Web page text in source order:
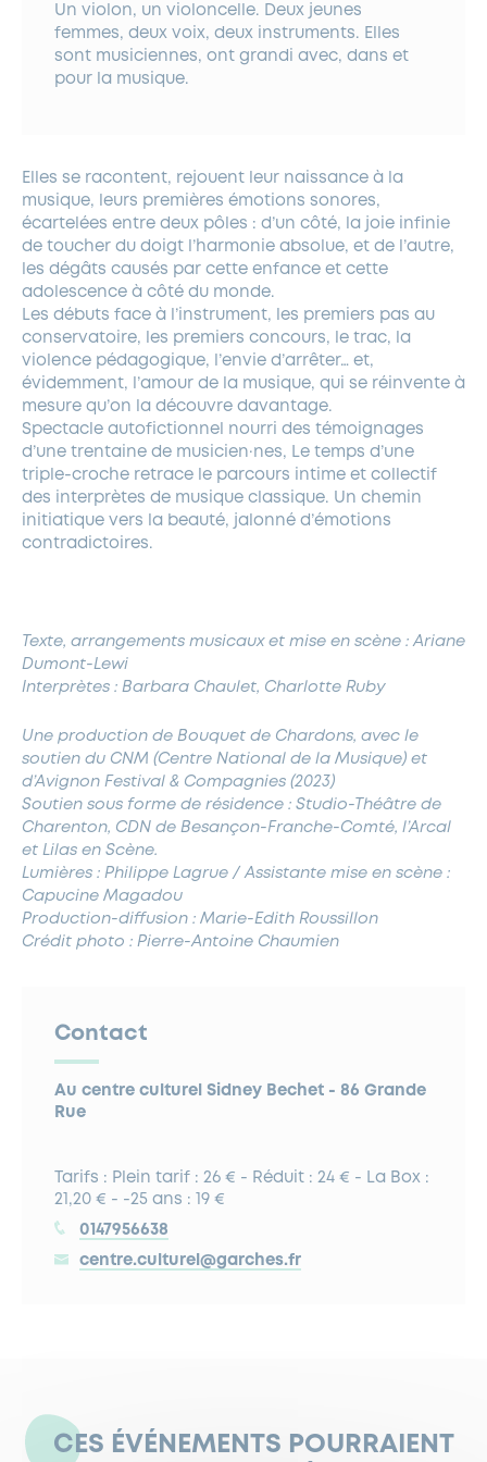
Un violon, un violoncelle. Deux jeunes
femmes, deux voix, deux instruments. Elles
sont musiciennes, ont grandi avec, dans et
pour la musique.
Elles se racontent, rejouent leur naissance à la
musique, leurs premières émotions sonores,
écartelées entre deux pôles : d’un côté, la joie infinie
de toucher du doigt l’harmonie absolue, et de l’autre,
les dégâts causés par cette enfance et cette
adolescence à côté du monde.
Les débuts face à l’instrument, les premiers pas au
conservatoire, les premiers concours, le trac, la
violence pédagogique, l’envie d’arrêter… et,
évidemment, l’amour de la musique, qui se réinvente à
mesure qu’on la découvre davantage.
Spectacle autofictionnel nourri des témoignages
d’une trentaine de musicien·nes, Le temps d’une
triple-croche retrace le parcours intime et collectif
des interprètes de musique classique. Un chemin
initiatique vers la beauté, jalonné d’émotions
contradictoires.
Texte, arrangements musicaux et mise en scène : Ariane
Dumont-Lewi
Interprètes : Barbara Chaulet, Charlotte Ruby
Une production de Bouquet de Chardons, avec le
soutien du CNM (Centre National de la Musique) et
d’Avignon Festival & Compagnies (2023)
Soutien sous forme de résidence : Studio-Théâtre de
Charenton, CDN de Besançon-Franche-Comté, l’Arcal
et Lilas en Scène.
Lumières : Philippe Lagrue / Assistante mise en scène :
Capucine Magadou
Production-diffusion : Marie-Edith Roussillon
Crédit photo : Pierre-Antoine Chaumien
Contact
Au centre culturel Sidney Bechet - 86 Grande
Rue
Tarifs : Plein tarif : 26 € - Réduit : 24 € - La Box :
21,20 € - -25 ans : 19 €
0147956638
centre.culturel@garches.fr
CES ÉVÉNEMENTS POURRAIENT